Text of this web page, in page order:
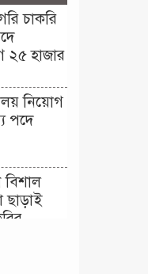
চাকরি
২৫ হাজার
নিয়োগ
পদে
বিশাল
ছাড়াই